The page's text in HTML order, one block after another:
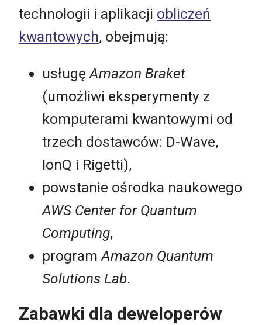
technologii i aplikacji obliczeń
kwantowych, obejmują:
usługęAmazon Braket
(umożliwi eksperymenty z
komputerami kwantowymi od
trzech dostawców: D-Wave,
IonQ i Rigetti),
powstanie ośrodka naukowego
AWS Center for Quantum
Computing,
programAmazon Quantum
Solutions Lab.
Zabawki dla deweloperów